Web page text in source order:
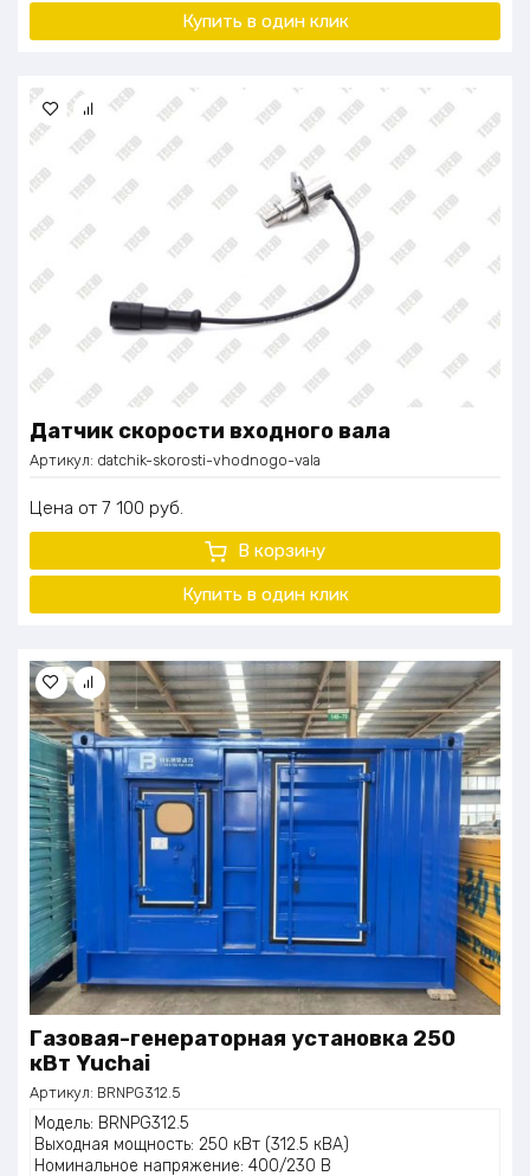
Купить в один клик
Датчик скорости входного вала
Артикул: datchik-skorosti-vhodnogo-vala
Цена 7 100 руб.
В корзину
Купить в один клик
Газовая-генераторная установка 250
кВт Yuchai
Артикул: BRNPG312.5
Модель: BRNPG312.5
Выходная мощность: 250 кВт (312.5 кВА)
Номинальное напряжение: 400/230 В